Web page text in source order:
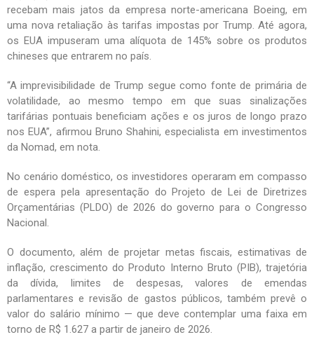
recebam mais jatos da empresa norte-americana Boeing, em
uma nova retaliação às tarifas impostas por Trump. Até agora,
os EUA impuseram uma alíquota de 145% sobre os produtos
chineses que entrarem no país.
“A imprevisibilidade de Trump segue como fonte de primária de
volatilidade, ao mesmo tempo em que suas sinalizações
tarifárias pontuais beneficiam ações e os juros de longo prazo
nos EUA”, afirmou Bruno Shahini, especialista em investimentos
da Nomad, em nota.
No cenário doméstico, os investidores operaram em compasso
de espera pela apresentação do Projeto de Lei de Diretrizes
Orçamentárias (PLDO) de 2026 do governo para o Congresso
Nacional.
O documento, além de projetar metas fiscais, estimativas de
inflação, crescimento do Produto Interno Bruto (PIB), trajetória
da dívida, limites de despesas, valores de emendas
parlamentares e revisão de gastos públicos, também prevê o
valor do salário mínimo — que deve contemplar uma faixa em
torno de R$ 1.627 a partir de janeiro de 2026.